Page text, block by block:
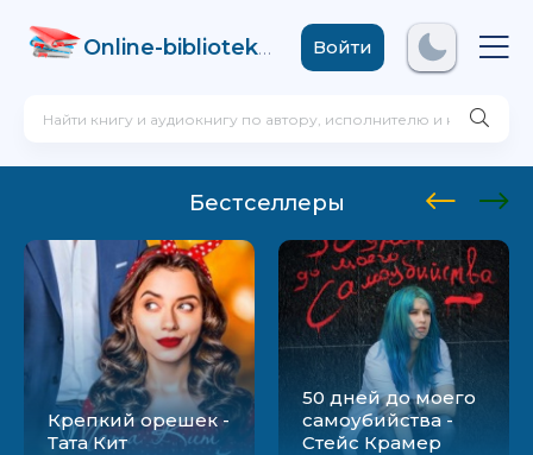
Online-biblioteka .comВойти
Бестселлеры
Крепкий орешек -
Тата Кит
50 дней до моего
самоубийства -
Стейс Крамер